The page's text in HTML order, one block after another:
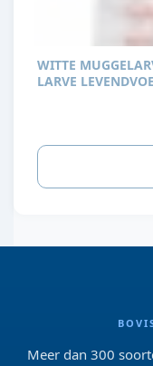
WITTE MUGGELARVEN 90ML WHITE
LARVE
Meer dan 300